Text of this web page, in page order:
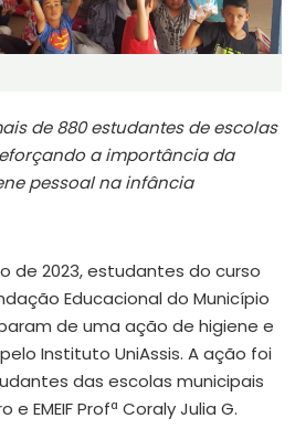
de 880 estudantes de escolas
a importância da
pessoal na infância
de 2023, estudantes do curso
Educacional do Município
de uma ação de higiene e
Instituto UniAssis. A ação foi
das escolas municipais
e EMEIF Profª Coraly Julia G.